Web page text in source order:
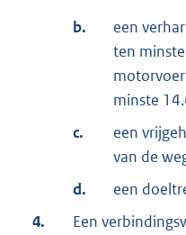
b.
een
ten
minste
c.
een
van de
d.
een
4.
Een